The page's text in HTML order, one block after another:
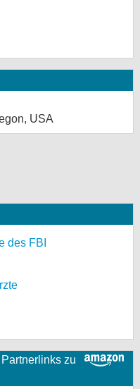
USA
des FBI
Partnerlinks zu